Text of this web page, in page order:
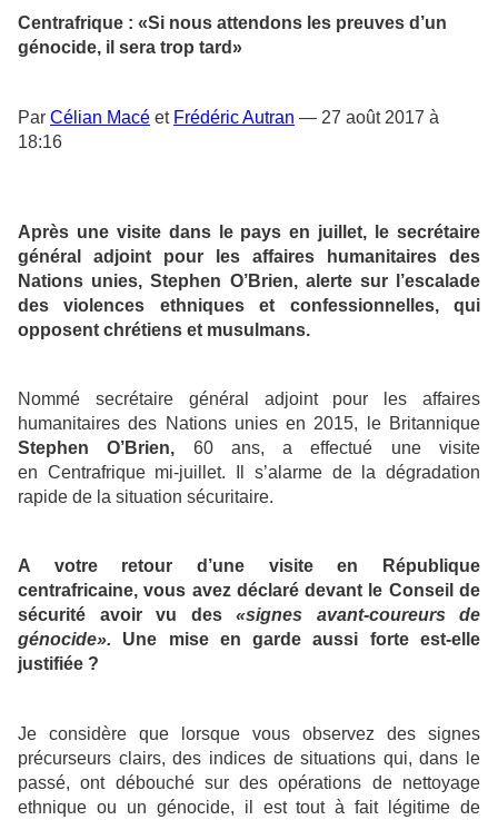
Centrafrique : «Si nous attendons les preuves d’un
génocide, il sera trop tard»
Par Célian Macé et Frédéric Autran — 27 août 2017 à
18:16
Après une visite dans le pays en juillet, le secrétaire
général adjoint pour les affaires humanitaires des
Nations unies, Stephen O’Brien, alerte sur l’escalade
des violences ethniques et confessionnelles, qui
opposent chrétiens et musulmans.
Nommé secrétaire général adjoint pour les affaires
humanitaires des Nations unies en 2015, le Britannique
Stephen O’Brien, 60 ans, a effectué une visite
en Centrafrique mi-juillet. Il s’alarme de la dégradation
rapide de la situation sécuritaire.
A votre retour d’une visite en République
centrafricaine, vous avez déclaré devant le Conseil de
sécurité avoir vu des «signes avant-coureurs de
génocide». Une mise en garde aussi forte est-elle
justifiée ?
Je considère que lorsque vous observez des signes
précurseurs clairs, des indices de situations qui, dans le
passé, ont débouché sur des opérations de nettoyage
ethnique ou un génocide, il est tout à fait légitime de